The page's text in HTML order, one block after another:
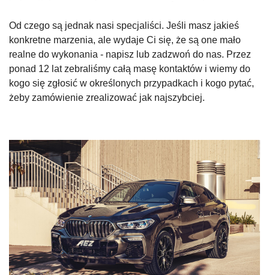
Od czego są jednak nasi specjaliści. Jeśli masz jakieś
konkretne marzenia, ale wydaje Ci się, że są one mało
realne do wykonania - napisz lub zadzwoń do nas. Przez
ponad 12 lat zebraliśmy całą masę kontaktów i wiemy do
kogo się zgłosić w określonych przypadkach i kogo pytać,
żeby zamówienie zrealizować jak najszybciej.